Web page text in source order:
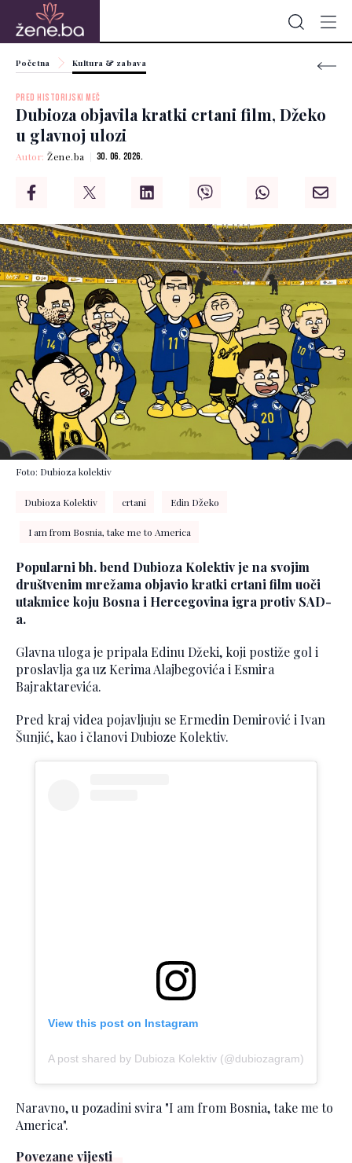
Početna Kultura & zabava
PRED HISTORIJSKI MEČ
Dubioza objavila kratki crtani film, Džeko
u glavnoj ulozi
Autor:Žene.ba 30. 06. 2026.
Foto: Dubioza kolektiv
Dubioza Kolektiv crtani Edin Džeko
I am from Bosnia, take me to America
Popularni bh. bend Dubioza Kolektiv je na svojim
društvenim mrežama objavio kratki crtani film uoči
utakmice koju Bosna i Hercegovina igra protiv SAD-
a.
Glavna uloga je pripala Edinu Džeki, koji postiže gol i
proslavlja ga uz Kerima Alajbegovića i Esmira
Bajraktarevića.
Pred kraj videa pojavljuju se Ermedin Demirović i Ivan
Šunjić, kao i članovi Dubioze Kolektiv.
View this post on Instagram
A post shared by Dubioza Kolektiv (@dubiozagram)
Naravno, u pozadini svira "I am from Bosnia, take me to
America".
Povezane vijesti